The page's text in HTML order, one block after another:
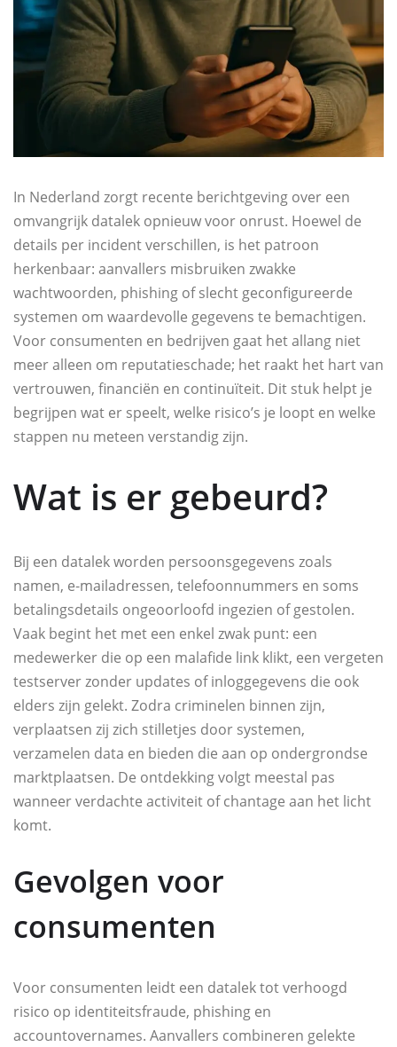
In Nederland zorgt recente berichtgeving over een
omvangrijk datalek opnieuw voor onrust. Hoewel de
details per incident verschillen, is het patroon
herkenbaar: aanvallers misbruiken zwakke
wachtwoorden, phishing of slecht geconfigureerde
systemen om waardevolle gegevens te bemachtigen.
Voor consumenten en bedrijven gaat het allang niet
meer alleen om reputatieschade; het raakt het hart van
vertrouwen, financiën en continuïteit. Dit stuk helpt je
begrijpen wat er speelt, welke risico’s je loopt en welke
stappen nu meteen verstandig zijn.
Wat is er gebeurd?
Bij een datalek worden persoonsgegevens zoals
namen, e‑mailadressen, telefoonnummers en soms
betalingsdetails ongeoorloofd ingezien of gestolen.
Vaak begint het met een enkel zwak punt: een
medewerker die op een malafide link klikt, een vergeten
testserver zonder updates of inloggegevens die ook
elders zijn gelekt. Zodra criminelen binnen zijn,
verplaatsen zij zich stilletjes door systemen,
verzamelen data en bieden die aan op ondergrondse
marktplaatsen. De ontdekking volgt meestal pas
wanneer verdachte activiteit of chantage aan het licht
komt.
Gevolgen voor
consumenten
Voor consumenten leidt een datalek tot verhoogd
risico op identiteitsfraude, phishing en
accountovernames. Aanvallers combineren gelekte